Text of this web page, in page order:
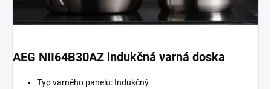
AEG NII64B30AZ indukčná varná doska
Typ varného panelu: Indukčný